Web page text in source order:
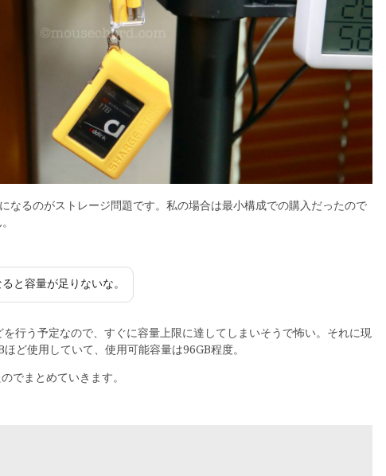
なるのがストレージ問題です。私の場合は最小構成での購入だったので
と容量が足りないな。
行う予定なので、すぐに容量上限に達してしまいそうで怖い。それに現
ど使用していて、使用可能容量は96GB程度。
でまとめていきます。